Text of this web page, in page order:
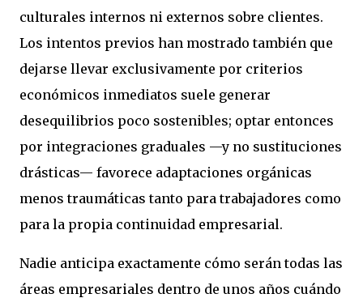
culturales internos ni externos sobre clientes.
Los intentos previos han mostrado también que
dejarse llevar exclusivamente por criterios
económicos inmediatos suele generar
desequilibrios poco sostenibles; optar entonces
por integraciones graduales —y no sustituciones
drásticas— favorece adaptaciones orgánicas
menos traumáticas tanto para trabajadores como
para la propia continuidad empresarial.
Nadie anticipa exactamente cómo serán todas las
áreas empresariales dentro de unos años cuándo